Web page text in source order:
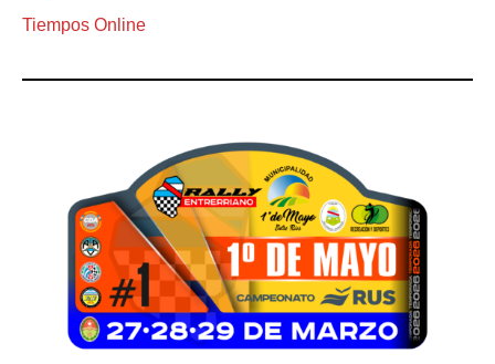
Tiempos Online